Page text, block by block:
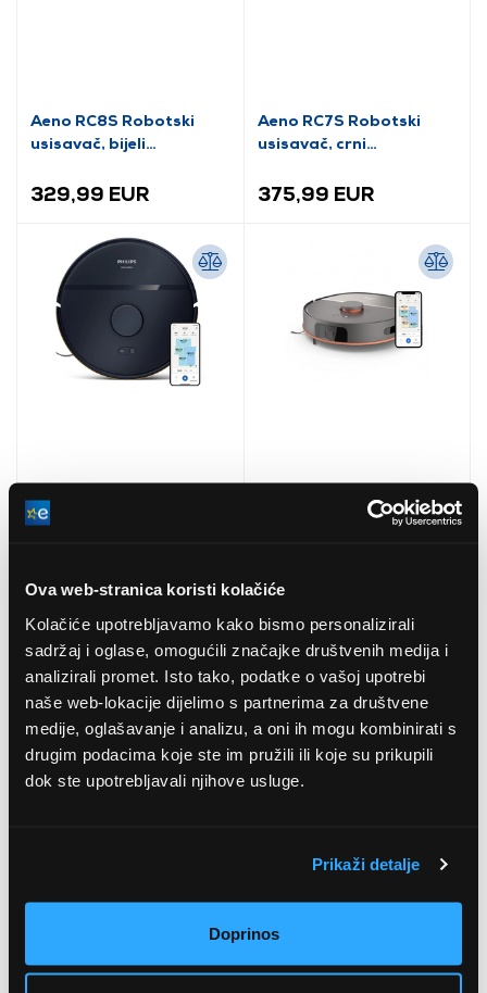
Ova web-stranica koristi kolačiće
Kolačiće upotrebljavamo kako bismo personalizirali
sadržaj i oglase, omogućili značajke društvenih medija i
analizirali promet. Isto tako, podatke o vašoj upotrebi
naše web-lokacije dijelimo s partnerima za društvene
medije, oglašavanje i analizu, a oni ih mogu kombinirati s
drugim podacima koje ste im pružili ili koje su prikupili
dok ste upotrebljavali njihove usluge.
Prikaži detalje
Doprinos
Aeno RC8S Robotski
usisavač, bijeli
329,99 EUR
Aeno RC7S Robotski
usisavač, crni
375,99 EUR
Philips XU2000/15
Philips XU5000/10
Mova M1 robot usisavač
Aeno ARC0004S
Robotski usisavač